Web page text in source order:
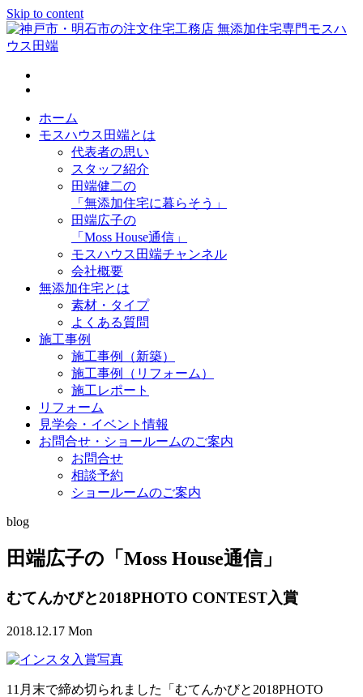
Skip to content
神戸市・明石市の注文住宅工務店 無添加住宅専門モスハウス
田端
ホーム
モスハウス田端とは
代表者の思い
スタッフ紹介
田端健二の
「無添加住宅に暮らそう」
田端広子の
「Moss House通信」
モスハウス田端チャンネル
会社概要
無添加住宅とは
素材・タイプ
よくある質問
施工事例
施工事例（新築）
施工事例（リフォーム）
施工レポート
リフォーム
見学会・イベント情報
お問合せ・ショールームのご案内
お問合せ
相談予約
ショールームのご案内
blog
田端広子の「Moss House通信」
むてんかびと2018PHOTO CONTEST入賞
2018.12.17 Mon
11月末で締め切られました「むてんかびと2018PHOTO